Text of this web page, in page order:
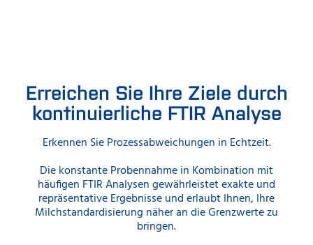
Erreichen Sie Ihre Ziele durch
kontinuierliche FTIR Analyse
Erkennen Sie Prozessabweichungen in Echtzeit.
Die konstante Probennahme in Kombination mit
häufigen FTIR Analysen gewährleistet exakte und
repräsentative Ergebnisse und erlaubt Ihnen, Ihre
Milchstandardisierung näher an die Grenzwerte zu
bringen.